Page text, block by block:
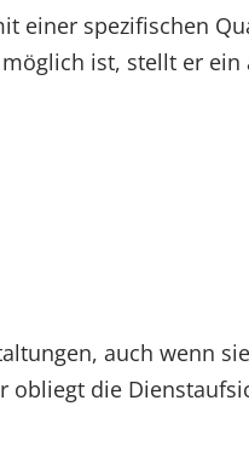
einer spezifischen
ist, stellt er
auch wenn
obliegt die